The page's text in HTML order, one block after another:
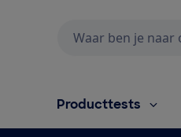
Producttests